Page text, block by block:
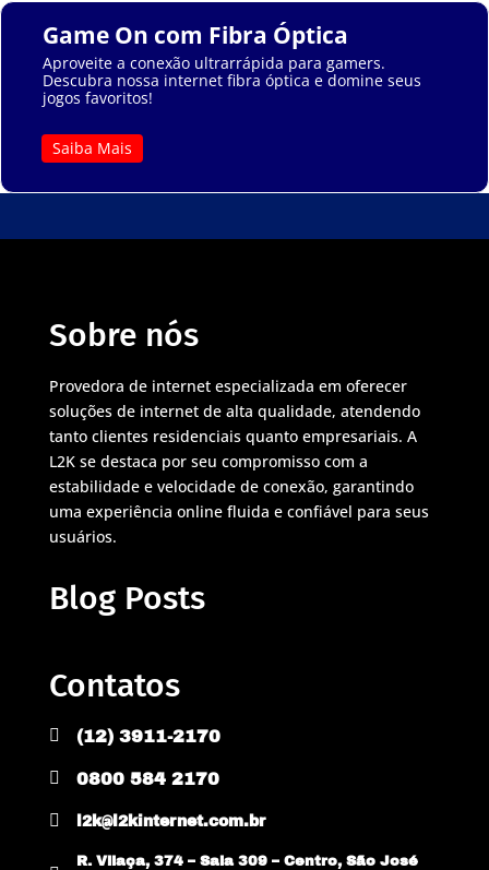
Game On com Fibra Óptica
Aproveite a conexão ultrarrápida para gamers.
Descubra nossa internet fibra óptica e domine seus
jogos favoritos!
Saiba Mais
Sobre nós
Provedora de internet especializada em oferecer
soluções de internet de alta qualidade, atendendo
tanto clientes residenciais quanto empresariais. A
L2K se destaca por seu compromisso com a
estabilidade e velocidade de conexão, garantindo
uma experiência online fluida e confiável para seus
usuários.
Blog Posts
Contatos
 (12) 3911-2170
 0800 584 2170
 l2k@l2kinternet.com.br
R. Vilaça, 374 – Sala 309 – Centro, São José